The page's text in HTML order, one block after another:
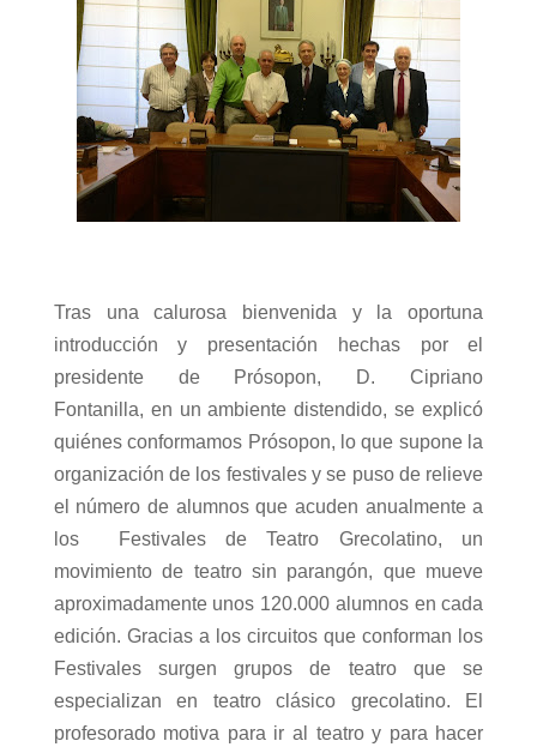
Tras una calurosa bienvenida y la oportuna
introducción y presentación hechas por el
presidente de Prósopon, D. Cipriano
Fontanilla, en un ambiente distendido, se explicó
quiénes conformamos Prósopon, lo que supone la
organización de los festivales y se puso de relieve
el número de alumnos que acuden anualmente a
los
Festivales de Teatro Grecolatino, un
movimiento de teatro sin parangón, que mueve
aproximadamente unos 120.000 alumnos en cada
edición. Gracias a los circuitos que conforman los
Festivales surgen grupos de teatro que se
especializan en teatro clásico grecolatino. El
profesorado motiva para ir al teatro y para hacer